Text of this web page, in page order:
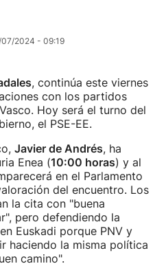
07/2024 - 09:19
, continúa este viernes
con los partidos
Hoy será el turno del
el PSE-EE.
Javier de Andrés, ha
Enea (10:00 horas) y al
en el Parlamento
del encuentro. Los
la cita con "buena
pero defendiendo la
Euskadi porque PNV y
haciendo la misma política
camino".